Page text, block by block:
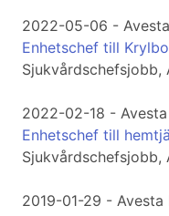
2022-05-06 -
Enhetschef till
Sjukvårdschefsjobb,
2022-02-18 -
Enhetschef till
Sjukvårdschefsjobb,
2019-01-29 -